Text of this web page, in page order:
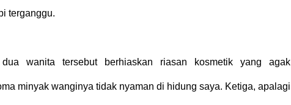
terganggu.
wanita tersebut berhiaskan riasan kosmetik yang agak
minyak wanginya tidak nyaman di hidung saya. Ketiga, apalagi